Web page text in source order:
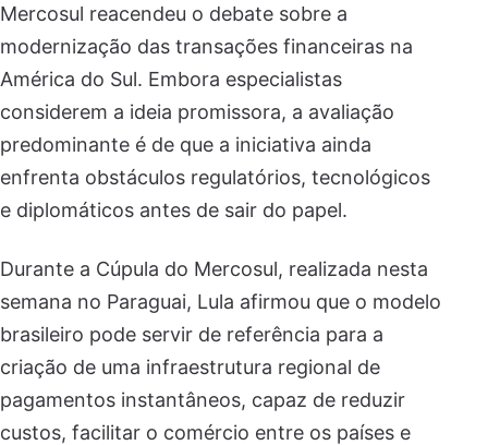
Mercosul reacendeu o debate sobre a
modernização das transações financeiras na
América do Sul. Embora especialistas
considerem a ideia promissora, a avaliação
predominante é de que a iniciativa ainda
enfrenta obstáculos regulatórios, tecnológicos
e diplomáticos antes de sair do papel.
Durante a Cúpula do Mercosul, realizada nesta
semana no Paraguai, Lula afirmou que o modelo
brasileiro pode servir de referência para a
criação de uma infraestrutura regional de
pagamentos instantâneos, capaz de reduzir
custos, facilitar o comércio entre os países e